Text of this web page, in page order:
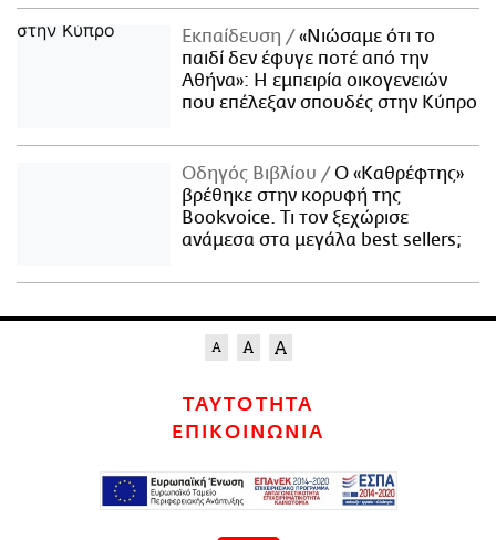
Εκπαίδευση
«Νιώσαμε ότι το
παιδί δεν έφυγε ποτέ από την
Αθήνα»: Η εμπειρία οικογενειών
που επέλεξαν σπουδές στην Κύπρο
Οδηγός Βιβλίου
Ο «Καθρέφτης»
βρέθηκε στην κορυφή της
Bookvoice. Τι τον ξεχώρισε
ανάμεσα στα μεγάλα best sellers;
ΤΑΥΤΟΤΗΤΑ
ΕΠΙΚΟΙΝΩΝΙΑ